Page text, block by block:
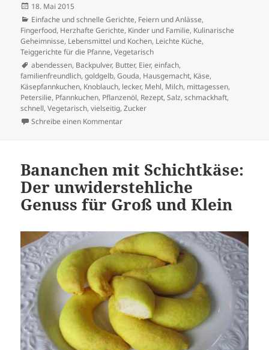
Veröffentlicht
am
18. Mai 2015
Kategorien
Einfache und schnelle Gerichte, Feiern und Anlässe,
Fingerfood, Herzhafte Gerichte, Kinder und Familie, Kulinarische
Geheimnisse, Lebensmittel und Kochen, Leichte Küche,
Teiggerichte für die Pfanne,Vegetarisch
Schlagwörter
abendessen, Backpulver, Butter, Eier,einfach,
familienfreundlich,goldgelb,Gouda, Hausgemacht, Käse,
Käsepfannkuchen, Knoblauch, lecker, Mehl, Milch, mittagessen,
Petersilie, Pfannkuchen, Pflanzenöl, Rezept,Salz,schmackhaft,
schnell,Vegetarisch,vielseitig,Zucker
Schreibe einen Kommentarzu Käsepfannkuchen mit Petersilie – Ein
Bananchen mit Schichtkäse:
Der unwiderstehliche
Genuss für Groß und Klein